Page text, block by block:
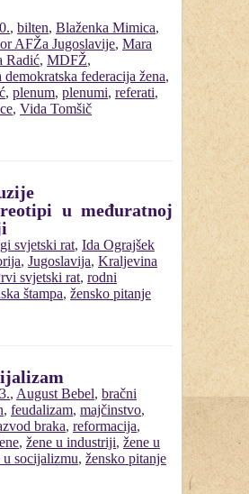
, bilten, Blaženka Mimica,
AFŽa Jugoslavije, Mara
Radić, MDFŽ,
federacija žena,
, plenum, plenumi, referati,
, Vida Tomšič
u međuratnoj
svjetski rat, Ida Ograjšek
, Jugoslavija, Kraljevina
svjetski rat, rodni
štampa, žensko pitanje
, August Bebel, bračni
, feudalizam, majčinstvo,
braka, reformacija,
, žene u industriji, žene u
u socijalizmu, žensko pitanje